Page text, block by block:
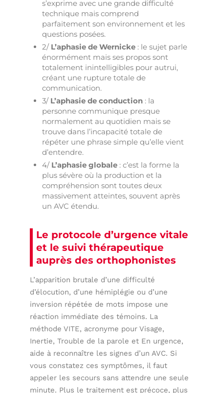
s’exprime avec une grande difficulté
technique mais comprend
parfaitement son environnement et les
questions posées.
2/ L’aphasie de Wernicke : le sujet parle
énormément mais ses propos sont
totalement inintelligibles pour autrui,
créant une rupture totale de
communication.
3/ L’aphasie de conduction : la
personne communique presque
normalement au quotidien mais se
trouve dans l’incapacité totale de
répéter une phrase simple qu’elle vient
d’entendre.
4/ L’aphasie globale : c’est la forme la
plus sévère où la production et la
compréhension sont toutes deux
massivement atteintes, souvent après
un AVC étendu.
Le protocole d’urgence vitale
et le suivi thérapeutique
auprès des orthophonistes
L’apparition brutale d’une difficulté
d’élocution, d’une hémiplégie ou d’une
inversion répétée de mots impose une
réaction immédiate des témoins. La
méthode VITE, acronyme pour Visage,
Inertie, Trouble de la parole et En urgence,
aide à reconnaître les signes d’un AVC. Si
vous constatez ces symptômes, il faut
appeler les secours sans attendre une seule
minute. Plus le traitement est précoce, plus